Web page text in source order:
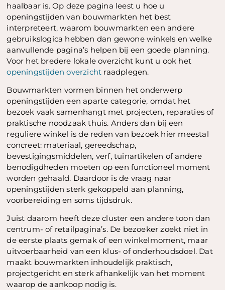
haalbaar is. Op deze pagina leest u hoe u
openingstijden van bouwmarkten het best
interpreteert, waarom bouwmarkten een andere
gebruikslogica hebben dan gewone winkels en welke
aanvullende pagina’s helpen bij een goede planning.
Voor het bredere lokale overzicht kunt u ook het
openingstijden overzicht raadplegen.
Bouwmarkten vormen binnen het onderwerp
openingstijden een aparte categorie, omdat het
bezoek vaak samenhangt met projecten, reparaties of
praktische noodzaak thuis. Anders dan bij een
reguliere winkel is de reden van bezoek hier meestal
concreet: materiaal, gereedschap,
bevestigingsmiddelen, verf, tuinartikelen of andere
benodigdheden moeten op een functioneel moment
worden gehaald. Daardoor is de vraag naar
openingstijden sterk gekoppeld aan planning,
voorbereiding en soms tijdsdruk.
Juist daarom heeft deze cluster een andere toon dan
centrum- of retailpagina’s. De bezoeker zoekt niet in
de eerste plaats gemak of een winkelmoment, maar
uitvoerbaarheid van een klus- of onderhoudsdoel. Dat
maakt bouwmarkten inhoudelijk praktisch,
projectgericht en sterk afhankelijk van het moment
waarop de aankoop nodig is.